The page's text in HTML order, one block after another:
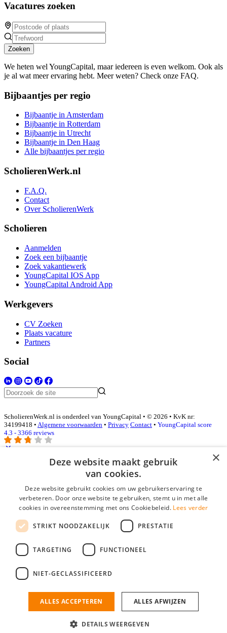
Vacatures zoeken
Zoeken
We heten wel YoungCapital, maar iedereen is even welkom. Ook als
je al wat meer ervaring hebt. Meer weten? Check onze FAQ.
Bijbaantjes per regio
Bijbaantje in Amsterdam
Bijbaantje in Rotterdam
Bijbaantje in Utrecht
Bijbaantje in Den Haag
Alle bijbaantjes per regio
ScholierenWerk.nl
F.A.Q.
Contact
Over ScholierenWerk
Scholieren
Aanmelden
Zoek een bijbaantje
Zoek vakantiewerk
YoungCapital IOS App
YoungCapital Android App
Werkgevers
CV Zoeken
Plaats vacature
Partners
Social
ScholierenWerk.nl is onderdeel van YoungCapital • © 2026 • KvK nr:
34199418 • Algemene voorwaarden • Privacy Contact • YoungCapital score
4.3 - 3366 reviews
Inloggen als bedrijf
E-mail*
Wachtwoord
login gegevens onthouden
login
Bedrijf aanmelden
nieuwe collega/werknemer zo gevonden!
×
Deze website maakt gebruik
van cookies.
Deze website gebruikt cookies om uw gebruikerservaring te
verbeteren. Door onze website te gebruiken, stemt u in met alle
cookies in overeenstemming met ons Cookiebeleid. Lees verder
STRIKT NOODZAKELIJK PRESTATIE
TARGETING FUNCTIONEEL
NIET-GECLASSIFICEERD
ALLES ACCEPTEREN ALLES AFWIJZEN
DETAILS WEERGEVEN